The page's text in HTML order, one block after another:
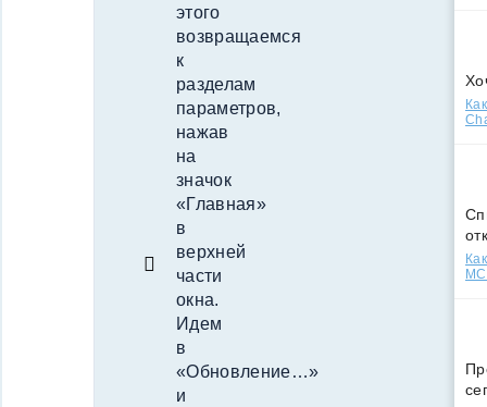
этого
возвращаемся
к
разделам
параметров,
нажав
на
значок
«Главная»
в
верхней
части
окна.
Идем
в
«Обновление…»
и